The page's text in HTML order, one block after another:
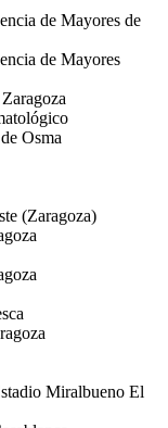
de Mayores de
de Mayores
Osma
(Zaragoza)
Miralbueno El